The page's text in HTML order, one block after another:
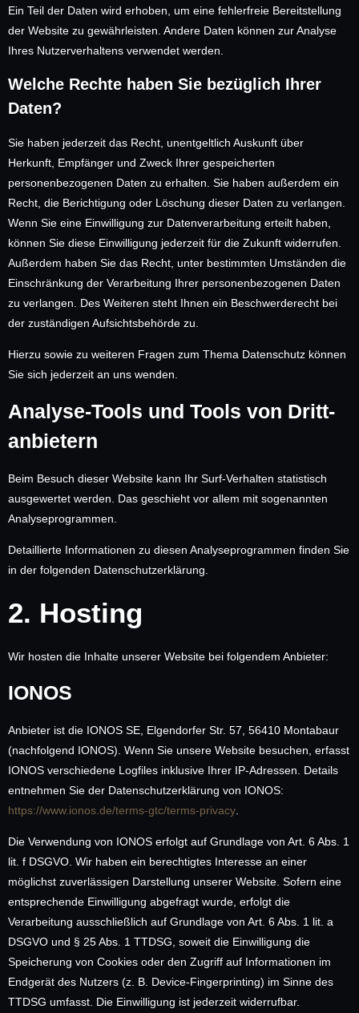
Ein Teil der Daten wird erhoben, um eine fehlerfreie Bereitstellung
der Website zu gewährleisten. Andere Daten können zur Analyse
Ihres Nutzerverhaltens verwendet werden.
Welche Rechte haben Sie bezüglich Ihrer
Daten?
Sie haben jederzeit das Recht, unentgeltlich Auskunft über
Herkunft, Empfänger und Zweck Ihrer gespeicherten
personenbezogenen Daten zu erhalten. Sie haben außerdem ein
Recht, die Berichtigung oder Löschung dieser Daten zu verlangen.
Wenn Sie eine Einwilligung zur Datenverarbeitung erteilt haben,
können Sie diese Einwilligung jederzeit für die Zukunft widerrufen.
Außerdem haben Sie das Recht, unter bestimmten Umständen die
Einschränkung der Verarbeitung Ihrer personenbezogenen Daten
zu verlangen. Des Weiteren steht Ihnen ein Beschwerderecht bei
der zuständigen Aufsichtsbehörde zu.
Hierzu sowie zu weiteren Fragen zum Thema Datenschutz können
Sie sich jederzeit an uns wenden.
Analyse-Tools und Tools von Dritt­
anbietern
Beim Besuch dieser Website kann Ihr Surf-Verhalten statistisch
ausgewertet werden. Das geschieht vor allem mit sogenannten
Analyseprogrammen.
Detaillierte Informationen zu diesen Analyseprogrammen finden Sie
in der folgenden Datenschutzerklärung.
2. Hosting
Wir hosten die Inhalte unserer Website bei folgendem Anbieter:
IONOS
Anbieter ist die IONOS SE, Elgendorfer Str. 57, 56410 Montabaur
(nachfolgend IONOS). Wenn Sie unsere Website besuchen, erfasst
IONOS verschiedene Logfiles inklusive Ihrer IP-Adressen. Details
entnehmen Sie der Datenschutzerklärung von IONOS:
https://www.ionos.de/terms-gtc/terms-privacy
Die Verwendung von IONOS erfolgt auf Grundlage von Art. 6 Abs. 1
lit. f DSGVO. Wir haben ein berechtigtes Interesse an einer
möglichst zuverlässigen Darstellung unserer Website. Sofern eine
entsprechende Einwilligung abgefragt wurde, erfolgt die
Verarbeitung ausschließlich auf Grundlage von Art. 6 Abs. 1 lit. a
DSGVO und § 25 Abs. 1 TTDSG, soweit die Einwilligung die
Speicherung von Cookies oder den Zugriff auf Informationen im
Endgerät des Nutzers (z. B. Device-Fingerprinting) im Sinne des
TTDSG umfasst. Die Einwilligung ist jederzeit widerrufbar.